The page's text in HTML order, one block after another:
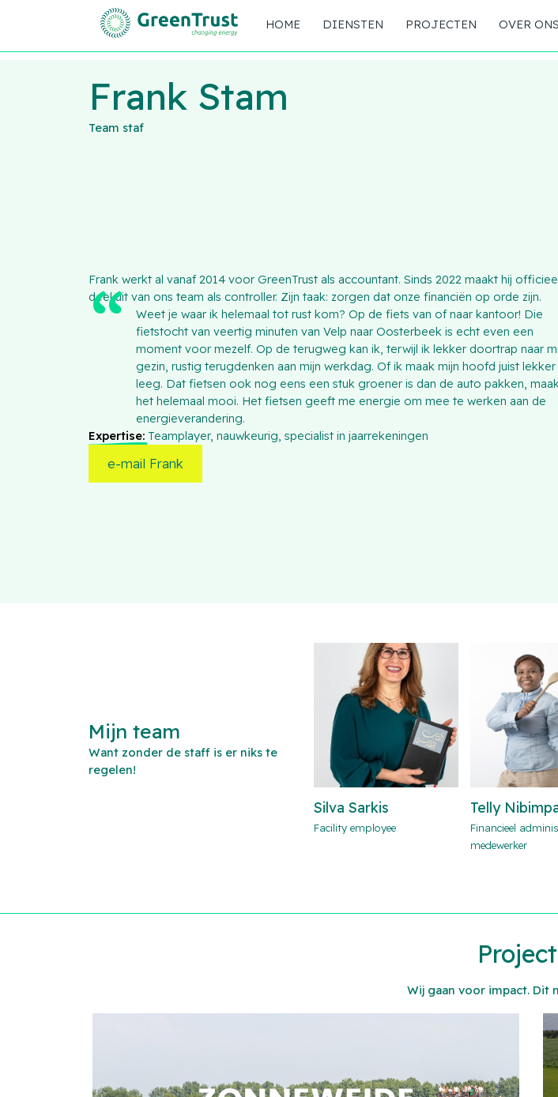
HOME DIENSTEN PROJECTEN OVER ONS
Frank Stam
Team staf
Frank werkt al vanaf 2014 voor GreenTrust als accountant. Sinds 2022 maakt hij
deel uit van ons team als controller. Zijn taak: zorgen dat onze financiën op orde zijn.
Weet je waar ik helemaal tot rust kom? Op de fiets van of naar kantoor! Die
fietstocht van veertig minuten van Velp naar Oosterbeek is echt even een
moment voor mezelf. Op de terugweg kan ik, terwijl ik lekker doortrap naar
gezin, rustig terugdenken aan mijn werkdag. Of ik maak mijn hoofd juist lekker
leeg. Dat fietsen ook nog eens een stuk groener is dan de auto pakken,
het helemaal mooi. Het fietsen geeft me energie om mee te werken aan de
energieverandering.
Expertise: Teamplayer, nauwkeurig, specialist in jaarrekeningen
e-mail Frank
Mijn team
Want zonder de staff is er niks te
regelen!
Silva Sarkis
Facility employee
Telly
Financieel
medewerker
Wij gaan voor impact. Dit